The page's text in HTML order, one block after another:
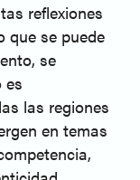
reflexiones
que se puede
se
es
las regiones
en temas